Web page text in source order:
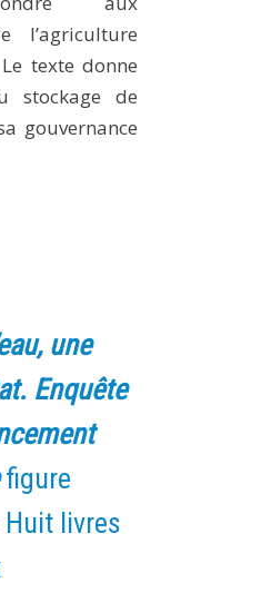
l’agriculture
texte donne
stockage de
gouvernance
une
Enquête
figure
livres